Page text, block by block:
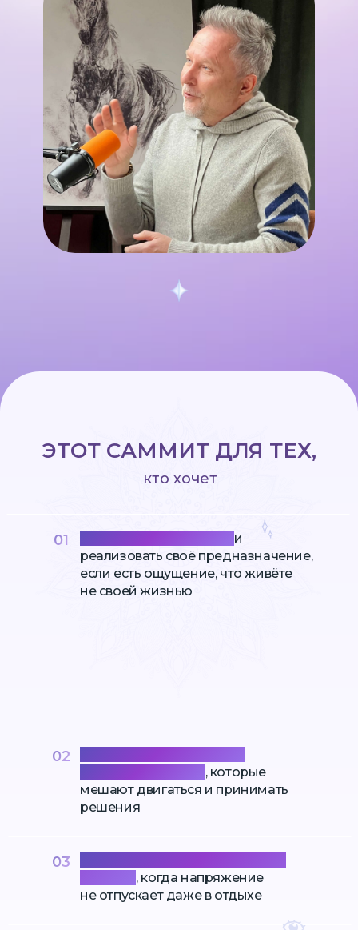
ЭТОТ САММИТ ДЛЯ ТЕХ,
кто хочет
01
02
03
и
реализовать своё предназначение,
если есть ощущение, что живёте
не своей жизнью
, которые
мешают двигаться и принимать
решения
, когда напряжение
не отпускает даже в отдыхе